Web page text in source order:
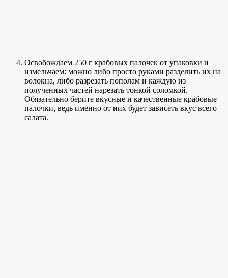
Освобождаем 250 г крабовых палочек от упаковки и
измельчаем: можно либо просто руками разделить их на
волокна, либо разрезать пополам и каждую из
полученных частей нарезать тонкой соломкой.
Обязательно берите вкусные и качественные крабовые
палочки, ведь именно от них будет зависеть вкус всего
салата.